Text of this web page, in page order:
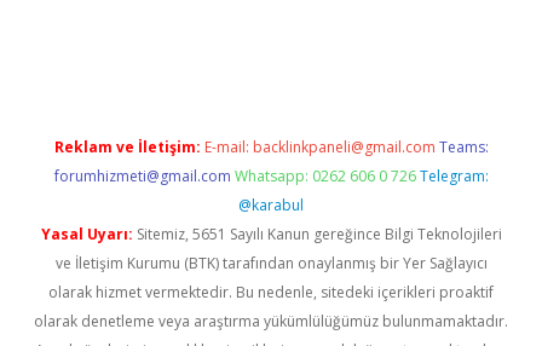
Reklam ve İletişim: E-mail: backlinkpaneli@gmail.com Teams:
forumhizmeti@gmail.com Whatsapp: 0262 606 0 726 Telegram:
@karabul
Yasal Uyarı: Sitemiz, 5651 Sayılı Kanun gereğince Bilgi Teknolojileri
ve İletişim Kurumu (BTK) tarafından onaylanmış bir Yer Sağlayıcı
olarak hizmet vermektedir. Bu nedenle, sitedeki içerikleri proaktif
olarak denetleme veya araştırma yükümlülüğümüz bulunmamaktadır.